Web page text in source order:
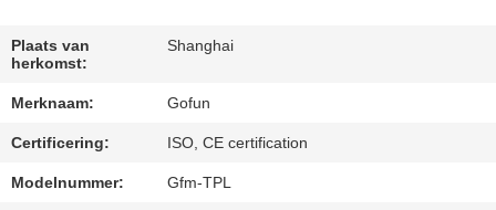
CONTACTEER
ONS
Plaats van
herkomst:
Shanghai
Merknaam: Gofun
Certificering: ISO, CE certification
Modelnummer: Gfm-TPL